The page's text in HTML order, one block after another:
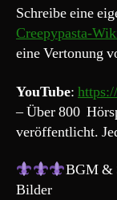
Schreibe eine
Creepypasta-
eine Vertonung
YouTube:
– Über 800
veröffentlicht.
BGM &
Bilder